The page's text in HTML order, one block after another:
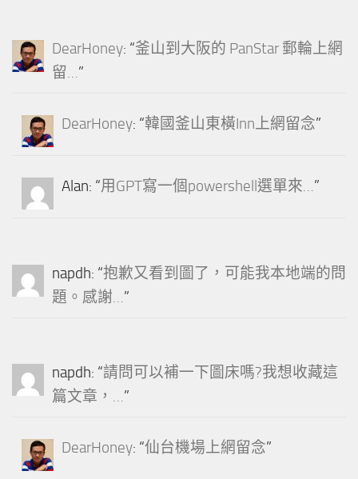
DearHoney: “釜山到大阪的 PanStar 郵輪上網
留…”
DearHoney: “韓國釜山東橫Inn上網留念”
Alan: “用GPT寫一個powershell選單來…”
napdh: “抱歉又看到圖了，可能我本地端的問
題。感謝…”
napdh: “請問可以補一下圖床嗎?我想收藏這
篇文章，…”
DearHoney: “仙台機場上網留念”